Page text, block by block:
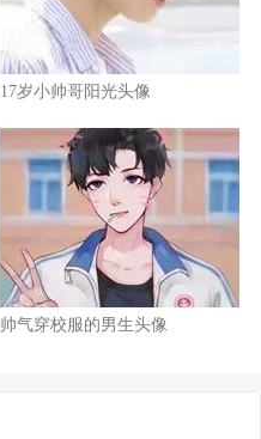
17岁小帅哥阳光头像
帅气穿校服的男生头像